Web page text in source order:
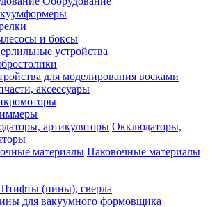
и боксы
устройства
для моделирования восками
аксессуары
Окклюдаторы,
Паковочные материалы
(пины), сверла